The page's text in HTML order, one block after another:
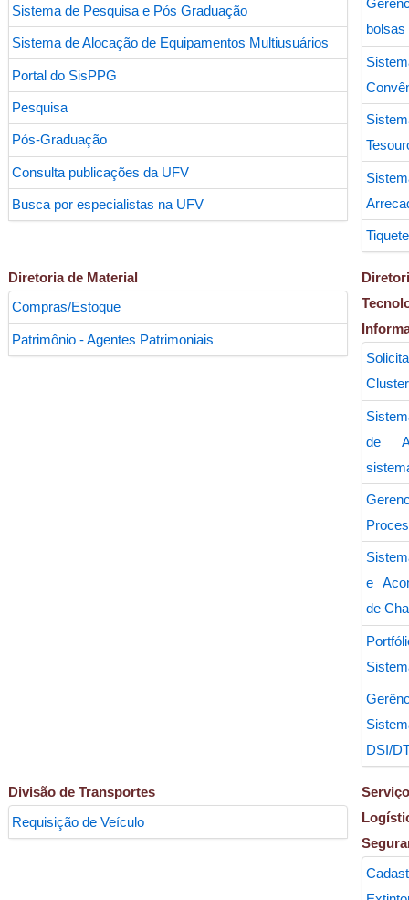
Sistema de Pesquisa e Pós Graduação
Sistema de Alocação de Equipamentos Multiusuários
Portal do SisPPG
Pesquisa
Pós-Graduação
Consulta publicações da UFV
Busca por especialistas na UFV
bolsas
Diretoria de Material
Compras/Estoque
Patrimônio - Agentes Patrimoniais
Cluster
de
e
de
DSI/
Divisão de Transportes
Requisição de Veículo